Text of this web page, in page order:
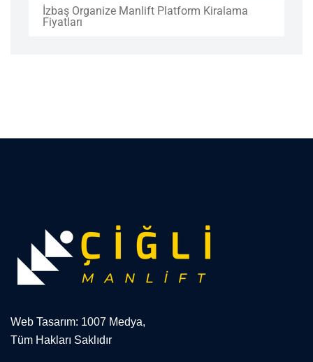
İzbaş Organize Manlift Platform Kiralama
Fiyatları
Web Tasarım: 1007 Medya,
Tüm Hakları Saklıdır